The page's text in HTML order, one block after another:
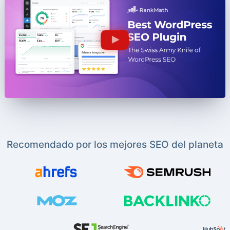
Recomendado por los mejores SEO del planeta